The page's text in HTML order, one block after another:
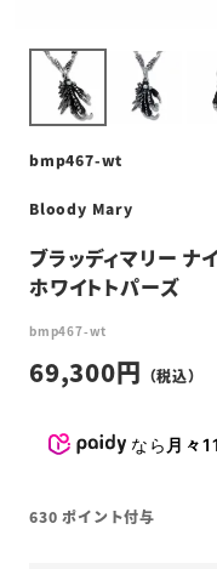
bmp467-wt
Bloody Mary
ブラッディマリー
ホワイトトパーズ
bmp467-wt
69,300
なら 月々
630 ポイント付与